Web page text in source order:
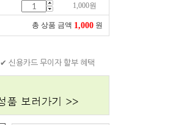
1,000원
총 상품 금액 1,000 원
✔ 신용카드 무이자 할부 혜택